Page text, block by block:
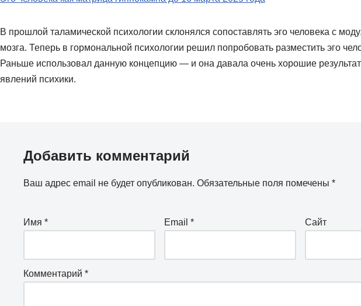
В прошлой таламической психологии склонялся сопоставлять эго человека с
мозга. Теперь в гормональной психологии решил попробовать разместить эго
Раньше использовал данную концепцию — и она давала очень хорошие
явлений психики.
Добавить комментарий
Ваш адрес email не будет опубликован. Обязательные поля помечены *
Имя * Email * Сайт
Комментарий *